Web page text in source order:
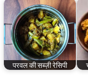
परवल की सब्ज़ी रेसिपी